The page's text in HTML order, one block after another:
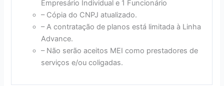
Empresário Individual e 1 Funcionário
– Cópia do CNPJ atualizado.
– A contratação de planos está limitada à Linha
Advance.
– Não serão aceitos MEI como prestadores de
serviços e/ou coligadas.